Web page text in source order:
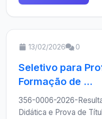
13/02/2026 0
Seletivo para
Formação de ...
356-0006-2026-
Didática e Prova de